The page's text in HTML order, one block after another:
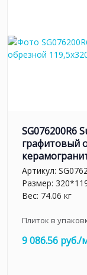
SG076200R6
графитовый
Артикул:
Размер:
Вес: 74.06 кг
Плиток в
9 086.56 руб./